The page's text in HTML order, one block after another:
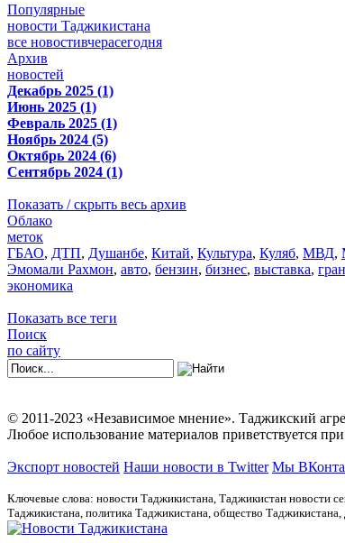
Популярные
новости Таджикистана
все новостивчерасегодня
Архив
новостей
Декабрь 2025 (1)
Июнь 2025 (1)
Февраль 2025 (1)
Ноябрь 2024 (5)
Октябрь 2024 (6)
Сентябрь 2024 (1)
Показать / скрыть весь архив
Облако
меток
ГБАО, ДТП, Душанбе, Китай, Культура, Куляб, МВД,
Эмомали Рахмон, авто, бензин, бизнес, выставка,
экономика
Показать все теги
Поиск
по сайту
© 2011-2023 «Независимое мнение». Таджикский
Любое использование материалов приветствуется
Экспорт новостей Наши новости в Twitter Мы
Ключевые слова: новости Таджикистана, Таджикистан новости
Таджикистана, политика Таджикистана, общество